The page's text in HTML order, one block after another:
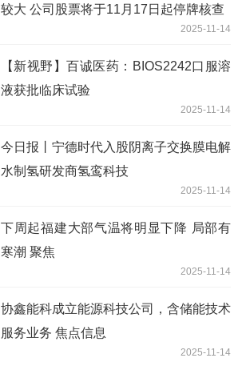
较大 公司股票将于11月17日起停牌核查
2025-11-14
【新视野】百诚医药：BIOS2242口服溶
液获批临床试验
2025-11-14
今日报丨宁德时代入股阴离子交换膜电解
水制氢研发商氢鸾科技
2025-11-14
下周起福建大部气温将明显下降 局部有
寒潮 聚焦
2025-11-14
协鑫能科成立能源科技公司，含储能技术
服务业务 焦点信息
2025-11-14